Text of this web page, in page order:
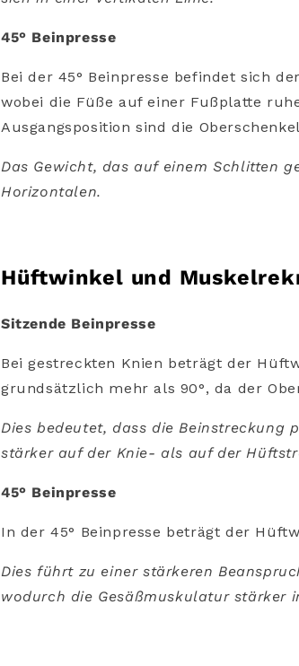
45° Beinpresse
Bei der 45° Beinpresse befindet sich
wobei die Füße auf einer Fußplatte
Ausgangsposition sind die
Das Gewicht, das auf einem Schlitten
Horizontalen.
Hüftwinkel und
Sitzende Beinpresse
Bei gestreckten Knien beträgt der
grundsätzlich mehr als 90°, da der
Dies bedeutet, dass die Beinstreckung
stärker auf der Knie- als auf der
45° Beinpresse
In der 45° Beinpresse beträgt der
Dies führt zu einer stärkeren
wodurch die Gesäßmuskulatur stärker